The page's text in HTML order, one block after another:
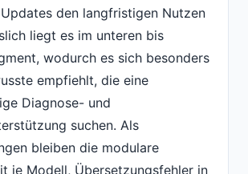
den langfristigen Nutzen
liegt es im unteren bis
wodurch es sich besonders
empfiehlt, die eine
Diagnose- und
suchen. Als
bleiben die modulare
je Modell, Übersetzungsfehler in